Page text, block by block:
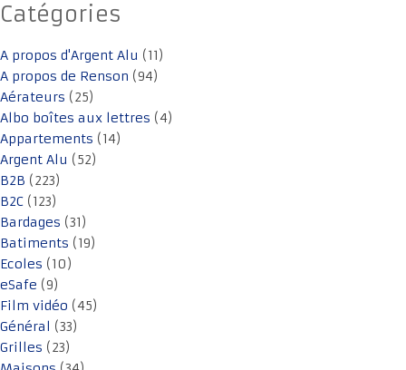
Catégories
A propos d'Argent Alu (11)
A propos de Renson (94)
Aérateurs (25)
Albo boîtes aux lettres (4)
Appartements (14)
Argent Alu (52)
B2B (223)
B2C (123)
Bardages (31)
Batiments (19)
Ecoles (10)
eSafe (9)
Film vidéo (45)
Général (33)
Grilles (23)